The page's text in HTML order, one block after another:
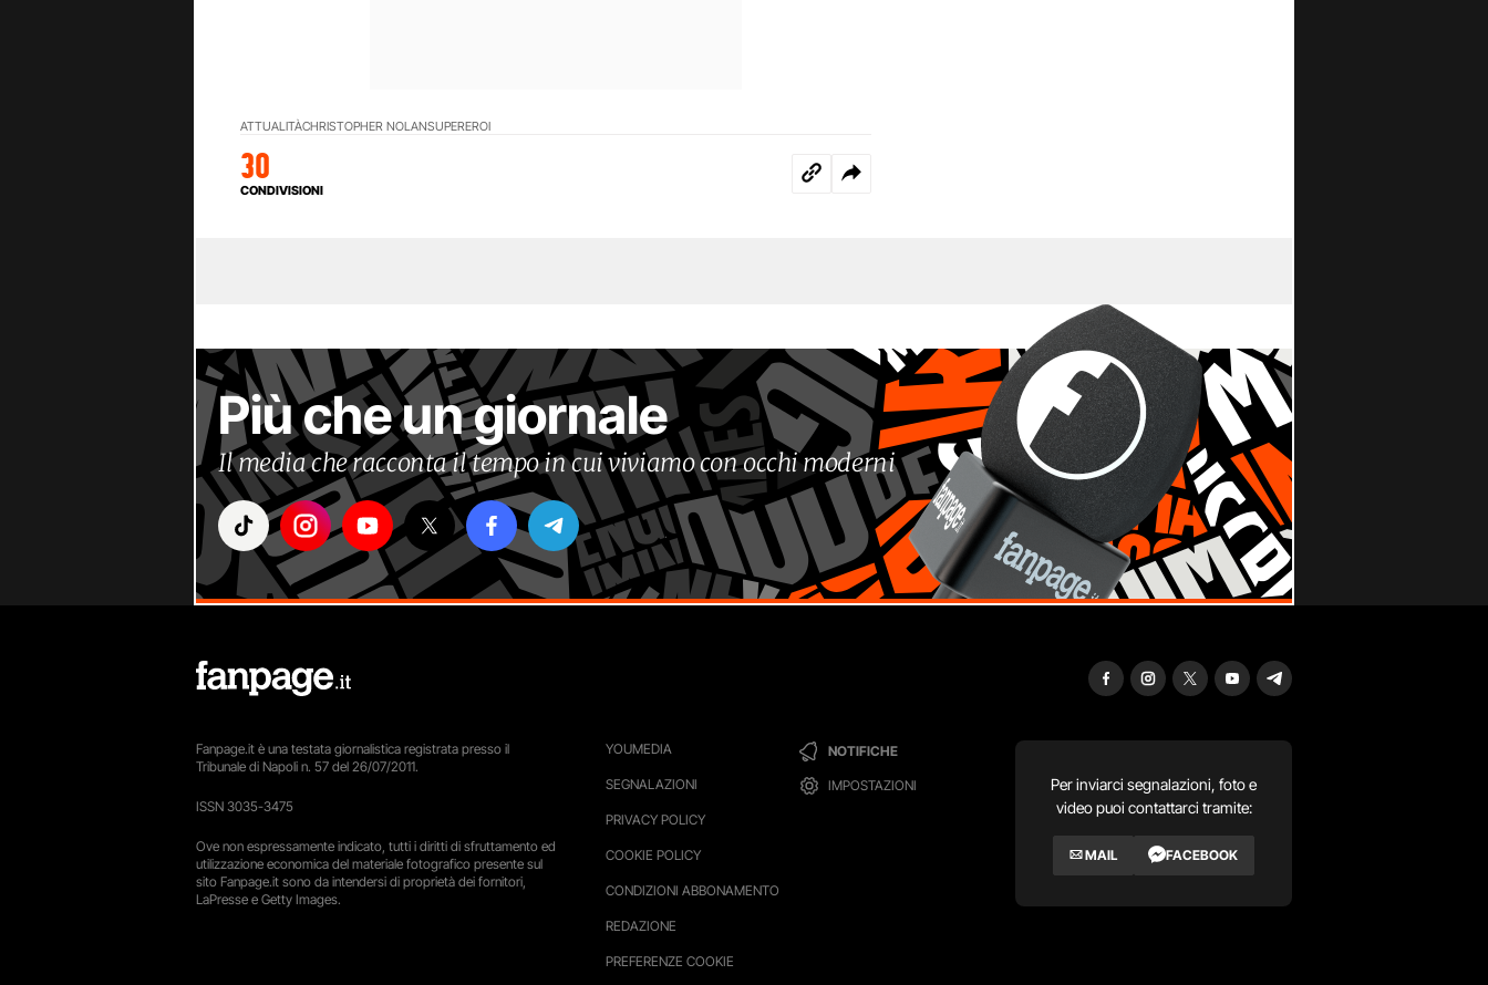
ATTUALITÀCHRISTOPHER NOLANSUPEREROI
30
CONDIVISIONI
Più che un giornale
Il media che racconta il tempo in cui viviamo con occhi moderni
YOUMEDIA
SEGNALAZIONI
PRIVACY POLICY
COOKIE POLICY
CONDIZIONI ABBONAMENTO
REDAZIONE
PREFERENZE COOKIE
NOTIFICHE
IMPOSTAZIONI
Per inviarci segnalazioni, foto e
video puoi contattarci tramite:
MAIL FACEBOOK
Fanpage.it è una testata giornalistica registrata presso il
Tribunale di Napoli n. 57 del 26/07/2011.
ISSN 3035-3475
Ove non espressamente indicato, tutti i diritti di sfruttamento ed
utilizzazione economica del materiale fotografico presente sul
sito Fanpage.it sono da intendersi di proprietà dei fornitori,
LaPresse e Getty Images.